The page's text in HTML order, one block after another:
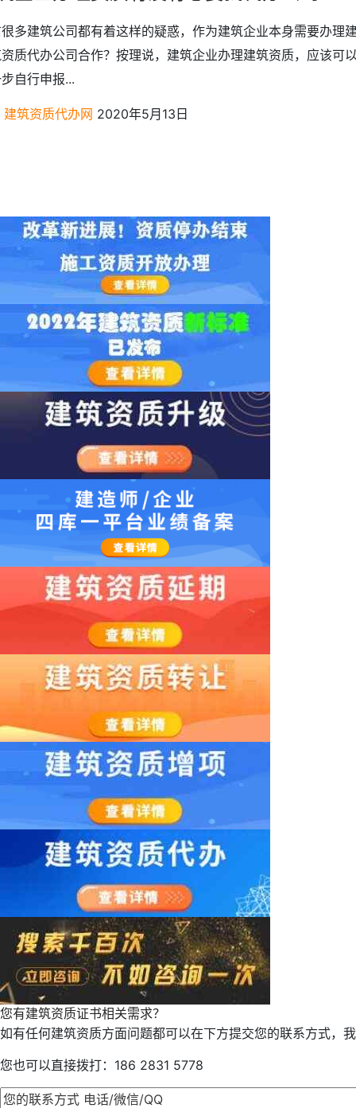
多建筑公司都有着这样的疑惑，作为建筑企业本身需要办理
质代办公司合作？按理说，建筑企业办理建筑资质，应该可
自行申报...
建筑资质代办网 2020年5月13日
您有建筑资质证书相关需求？
如有任何建筑资质方面问题都可以在下方提交您的联系方式，
您也可以直接拨打：186 2831 5778